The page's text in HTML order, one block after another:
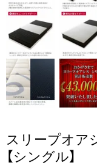
スリープオア
【シングル】